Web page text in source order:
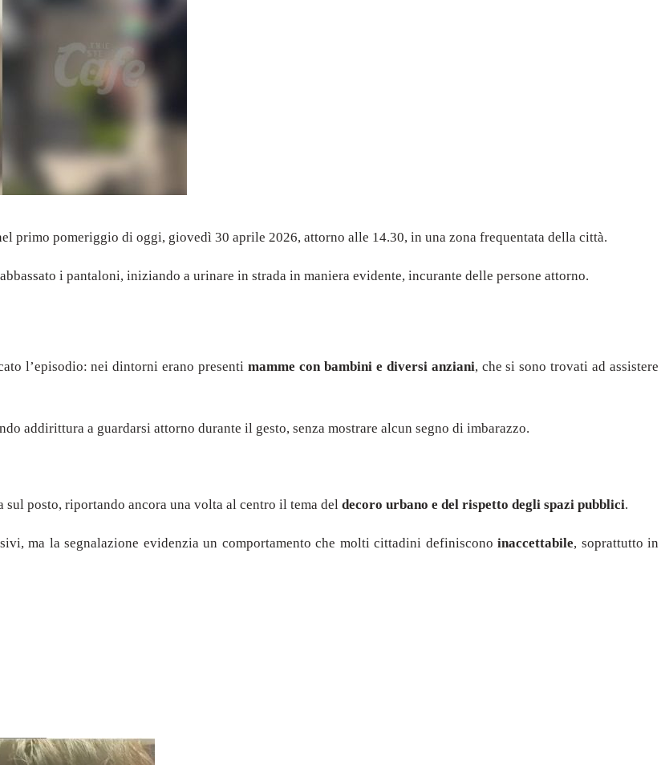
primo pomeriggio di oggi, giovedì 30 aprile 2026, attorno alle 14.30, in una zona frequentata della città.
i pantaloni, iniziando a urinare in strada in maniera evidente, incurante delle persone attorno.
l’episodio: nei dintorni erano presentimamme con bambini e diversi anziani, che si sono trovati ad assistere
addirittura a guardarsi attorno durante il gesto, senza mostrare alcun segno di imbarazzo.
sul posto, riportando ancora una volta al centro il tema del decoro urbano e del rispetto degli spazi pubblici.
ma la segnalazione evidenzia un comportamento che molti cittadini definiscono inaccettabile, soprattutto in